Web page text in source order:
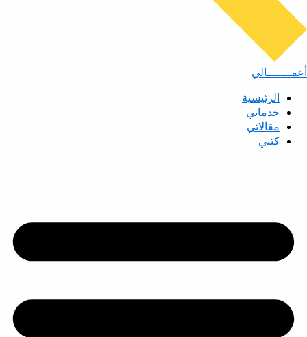
أعمـــــــالي
الرئيسية
خدماتي
مقالاتي
كتبي